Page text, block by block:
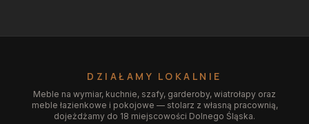
DZIAŁAMY LOKALNIE
Meble na wymiar, kuchnie, szafy, garderoby, wiatrołapy oraz
meble łazienkowe i pokojowe — stolarz z własną pracownią,
dojeżdżamy do 18 miejscowości Dolnego Śląska.